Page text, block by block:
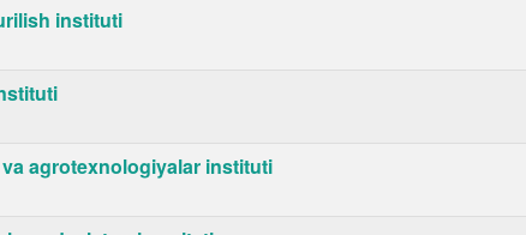
instituti
agrotexnologiyalar instituti